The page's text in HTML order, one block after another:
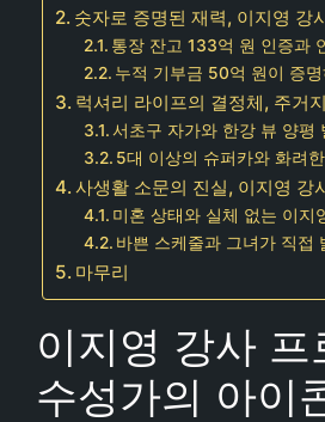
숫자로 증명된 재력, 이지영 강
통장 잔고 133억 원 인증과
누적 기부금 50억 원이 증
럭셔리 라이프의 결정체, 주거
서초구 자가와 한강 뷰 양평
5대 이상의 슈퍼카와 화려
사생활 소문의 진실, 이지영 강
미혼 상태와 실체 없는 이지
바쁜 스케줄과 그녀가 직접
마무리
이지영 강사 프
수성가의 아이